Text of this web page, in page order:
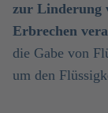
zur Linderung
Erbrechen
die Gabe von
um den